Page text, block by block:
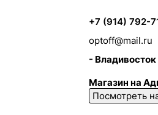
+7 (914) 792-
optoff@mail.ru
- Владивосток
Магазин на
Посмотреть